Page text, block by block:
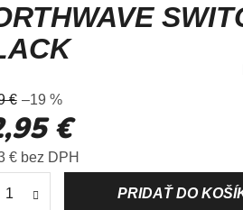
€ –19 %
€
€ bez DPHJednotková cena: